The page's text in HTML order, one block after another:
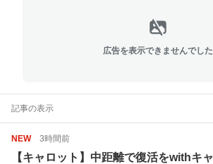
広告を表示できませんでした
記事の表示
NEW 3時間前
【キャロット】中距離で復活をwithキャ